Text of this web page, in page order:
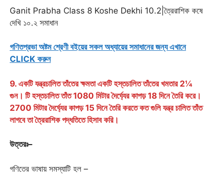
Ganit Prabha Class 8 Koshe Dekhi 10.2|ত্রৈরাশিক কষে
দেখি ১০.২ সমাধান
গণিতপ্রভা অষ্টম শ্রেণী বইয়ের সকল অধ্যায়ের সমাধানের জন্য এখানে
CLICK করুন
9. একটি যন্ত্রচালিত তাঁতের ক্ষমতা একটি হস্তচালিত তাঁতের খমতার 2¼
গুন। টি হস্তচালিত তাঁত 1080 মিটার দৈর্ঘ্যের কাপড় 18 দিনে তৈরি করে।
2700 মিটার দৈর্ঘ্যের কাপড় 15 দিনে তৈরি করতে কত গুলি যন্ত্র চালিত তাঁত
লাগবে তা ত্রৈরাশিক পদ্ধতিতে হিসাব করি।
উত্তরঃ–
গণিতের ভাষায় সমস্যাটি হল –